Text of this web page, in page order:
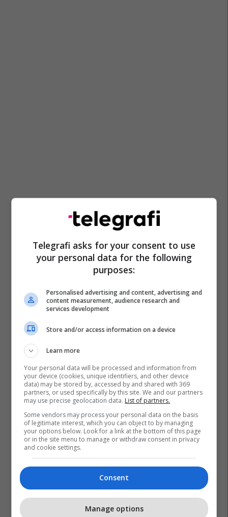
Spertk Greva
Telegrafi asks for your consent to use
your personal data for the following
purposes:
Personalised advertising and content, advertising and
content measurement, audience research and
services development
Store and/or access information on a device
Learn more
Your personal data will be processed and information from
your device (cookies, unique identifiers, and other device
data) may be stored by, accessed by and shared with 369
partners, or used specifically by this site. We and our partners
may use precise geolocation data. List of partners.
Some vendors may process your personal data on the basis
of legitimate interest, which you can object to by managing
your options below. Look for a link at the bottom of this page
or in the site menu to manage or withdraw consent in privacy
and cookie settings.
Consent
Manage options